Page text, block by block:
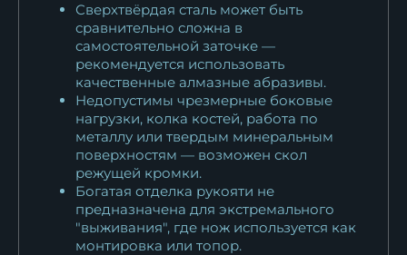
Сверхтвёрдая сталь может быть
сравнительно сложна в
самостоятельной заточке —
рекомендуется использовать
качественные алмазные абразивы.
Недопустимы чрезмерные боковые
нагрузки, колка костей, работа по
металлу или твердым минеральным
поверхностям — возможен скол
режущей кромки.
Богатая отделка рукояти не
предназначена для экстремального
"выживания", где нож используется как
монтировка или топор.